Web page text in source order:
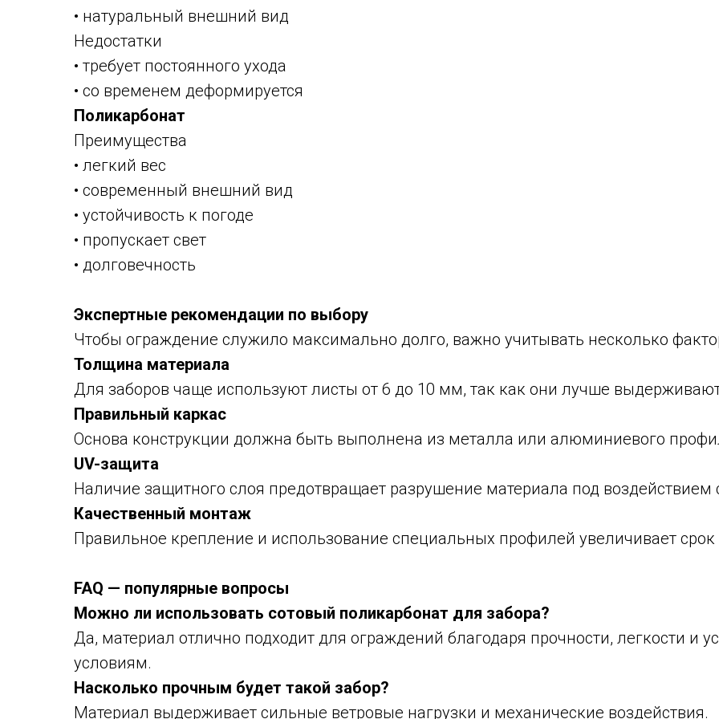
• натуральный внешний вид
Недостатки
• требует постоянного ухода
• со временем деформируется
Поликарбонат
Преимущества
• легкий вес
• современный внешний вид
• устойчивость к погоде
• пропускает свет
• долговечность
Экспертные рекомендации по выбору
Чтобы ограждение служило максимально долго, важно учитывать несколько
Толщина материала
Для заборов чаще используют листы от 6 до 10 мм, так как они лучше
Правильный каркас
Основа конструкции должна быть выполнена из металла или алюминиевого
UV-защита
Наличие защитного слоя предотвращает разрушение материала под воздействием
Качественный монтаж
Правильное крепление и использование специальных профилей увеличивает
FAQ — популярные вопросы
Можно ли использовать сотовый поликарбонат для забора?
Да, материал отлично подходит для ограждений благодаря прочности, легкости и
условиям.
Насколько прочным будет такой забор?
Материал выдерживает сильные ветровые нагрузки и механические воздействия.